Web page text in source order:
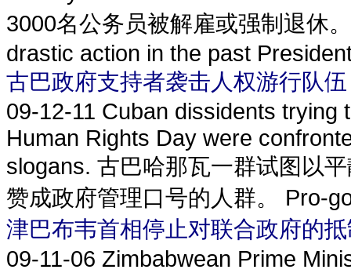
3000名公务员被解雇或强制退休
drastic action in the past
古巴政府支持者袭击人权游行队伍
09-12-11 Cuban dissidents trying
Human Rights Day were
slogans. 古巴哈那瓦一群试图以
赞成政府管理口号的人群。 Pro-
津巴布韦首相停止对联合政府的
09-11-06 Zimbabwean Prime